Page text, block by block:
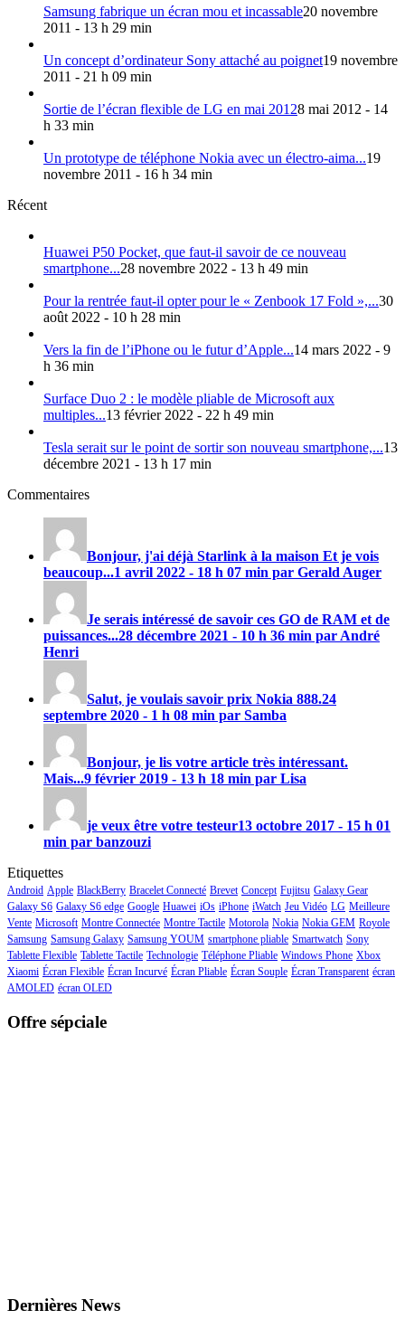
Samsung fabrique un écran mou et incassable20 novembre
2011 - 13 h 29 min
Un concept d’ordinateur Sony attaché au poignet19 novembre
2011 - 21 h 09 min
Sortie de l’écran flexible de LG en mai 20128 mai 2012 - 14
h 33 min
Un prototype de téléphone Nokia avec un électro-aima...19
novembre 2011 - 16 h 34 min
Récent
Huawei P50 Pocket, que faut-il savoir de ce nouveau
smartphone...28 novembre 2022 - 13 h 49 min
Pour la rentrée faut-il opter pour le « Zenbook 17 Fold »,...30
août 2022 - 10 h 28 min
Vers la fin de l’iPhone ou le futur d’Apple...14 mars 2022 - 9
h 36 min
Surface Duo 2 : le modèle pliable de Microsoft aux
multiples...13 février 2022 - 22 h 49 min
Tesla serait sur le point de sortir son nouveau smartphone,...13
décembre 2021 - 13 h 17 min
Commentaires
Bonjour, j'ai déjà Starlink à la maison Et je vois
beaucoup...1 avril 2022 - 18 h 07 min par Gerald Auger
Je serais intéressé de savoir ces GO de RAM et de
puissances...28 décembre 2021 - 10 h 36 min par André
Henri
Salut, je voulais savoir prix Nokia 888.24
septembre 2020 - 1 h 08 min par Samba
Bonjour, je lis votre article très intéressant.
Mais...9 février 2019 - 13 h 18 min par Lisa
je veux être votre testeur13 octobre 2017 - 15 h 01
min par banzouzi
Etiquettes
Android Apple BlackBerry Bracelet Connecté Brevet Concept Fujitsu Galaxy Gear
Galaxy S6 Galaxy S6 edge Google Huawei iOs iPhone iWatch Jeu Vidéo LG Meilleure
Vente Microsoft Montre Connectée Montre Tactile Motorola Nokia Nokia GEM Royole
Samsung Samsung Galaxy Samsung YOUM smartphone pliable Smartwatch Sony
Tablette Flexible Tablette Tactile Technologie Téléphone Pliable Windows Phone Xbox
Xiaomi Écran Flexible Écran Incurvé Écran Pliable Écran Souple Écran Transparent écran
AMOLED écran OLED
Offre sépciale
Dernières News